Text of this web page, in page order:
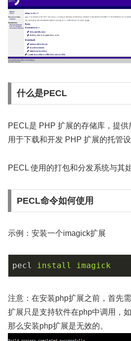
什么是PECL
PECL是 PHP 扩展的存储库，提
用于下载和开发 PHP 扩展的托管设
PECL 使用的打包和分发系统与其
PECL命令如何使用
示例：安装一个imagick扩展
pecl install imagick
注意：在安装php扩展之前，首先
扩展只是支持软件在php中调用，
那么安装php扩展是无效的。